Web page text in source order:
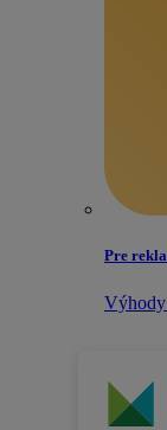
Pre
Výhody